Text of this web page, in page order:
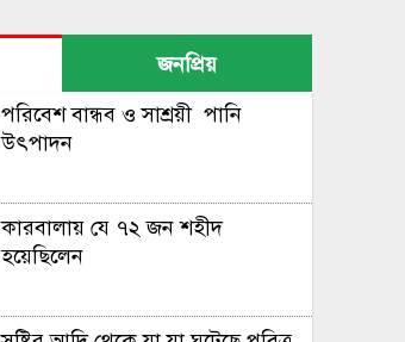
জনপ্রিয়
পরিবেশ বান্ধব ও সাশ্রয়ী পানি
উৎপাদন
কারবালায় যে ৭২ জন শহীদ
হয়েছিলেন